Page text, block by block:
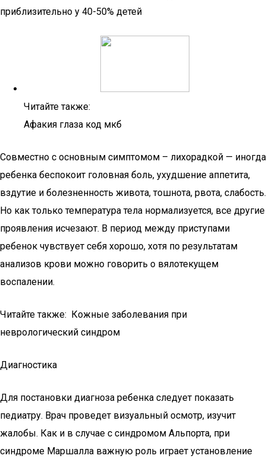
приблизительно у 40-50% детей
Читайте также:
Афакия глаза код мкб
Совместно с основным симптомом – лихорадкой — иногда
ребенка беспокоит головная боль, ухудшение аппетита,
вздутие и болезненность живота, тошнота, рвота, слабость.
Но как только температура тела нормализуется, все другие
проявления исчезают. В период между приступами
ребенок чувствует себя хорошо, хотя по результатам
анализов крови можно говорить о вялотекущем
воспалении.
Читайте также: Кожные заболевания при
неврологический синдром
Диагностика
Для постановки диагноза ребенка следует показать
педиатру. Врач проведет визуальный осмотр, изучит
жалобы. Как и в случае с синдромом Альпорта, при
синдроме Маршалла важную роль играет установление